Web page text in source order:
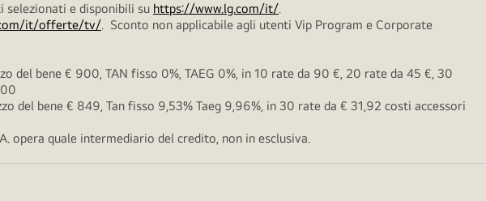
e disponibili su https://www.lg.com/it/.
it/offerte/tv/. Sconto non applicabile agli utenti Vip Program e Corporate
bene € 900, TAN fisso 0%, TAEG 0%, in 10 rate da 90 €, 20 rate da 45 €, 30
bene € 849, Tan fisso 9,53% Taeg 9,96%, in 30 rate da € 31,92 costi accessori
opera quale intermediario del credito, non in esclusiva.